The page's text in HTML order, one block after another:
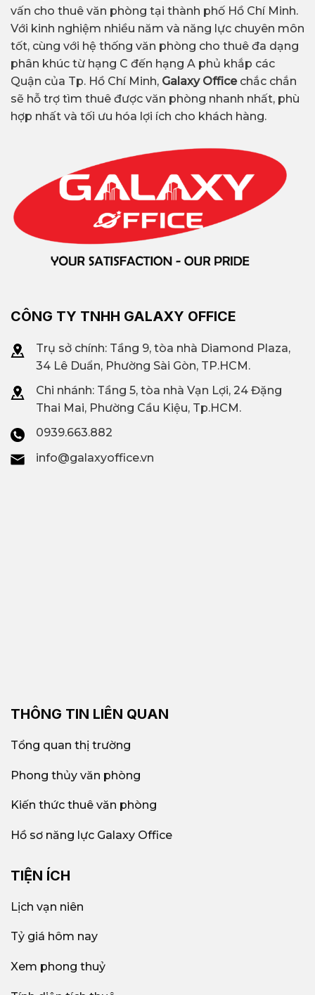
vấn cho thuê văn phòng tại thành phố Hồ Chí Minh.
Với kinh nghiệm nhiều năm và năng lực chuyên môn
tốt, cùng với hệ thống văn phòng cho thuê đa dạng
phân khúc từ hạng C đến hạng A phủ khắp các
Quận của Tp. Hồ Chí Minh, Galaxy Office chắc chắn
sẽ hỗ trợ tìm thuê được văn phòng nhanh nhất, phù
hợp nhất và tối ưu hóa lợi ích cho khách hàng.
CÔNG TY TNHH GALAXY OFFICE
Trụ sở chính: Tầng 9, tòa nhà Diamond Plaza,
34 Lê Duẩn, Phường Sài Gòn, TP.HCM.
Chi nhánh: Tầng 5, tòa nhà Vạn Lợi, 24 Đặng
Thai Mai, Phường Cầu Kiệu, Tp.HCM.
0939.663.882
info@galaxyoffice.vn
THÔNG TIN LIÊN QUAN
Tổng quan thị trường
Phong thủy văn phòng
Kiến thức thuê văn phòng
Hồ sơ năng lực Galaxy Office
TIỆN ÍCH
Lịch vạn niên
Tỷ giá hôm nay
Xem phong thuỷ